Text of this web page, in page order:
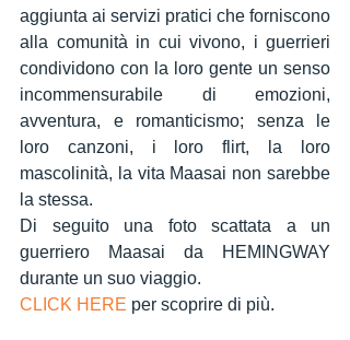
aggiunta ai servizi pratici che forniscono
alla comunità in cui vivono, i guerrieri
condividono con la loro gente un senso
incommensurabile di emozioni,
avventura, e romanticismo; senza le
loro canzoni, i loro flirt, la loro
mascolinità, la vita Maasai non sarebbe
la stessa.
Di seguito una foto scattata a un
guerriero Maasai da HEMINGWAY
durante un suo viaggio.
CLICK HERE per scoprire di più.